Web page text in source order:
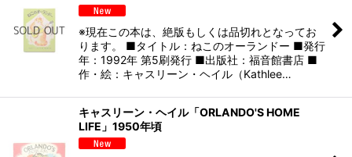
絞り込む
※現在この本は、絶版もしくは品切れとなってお
ります。 ■タイトル：ねこのオーランドー ■発行
年：1992年 第5刷発行 ■出版社：福音館書店 ■
作・絵：キャスリーン・ヘイル（Kathlee…
キャスリーン・ヘイル「ORLANDO'S HOME
LIFE」1950年頃